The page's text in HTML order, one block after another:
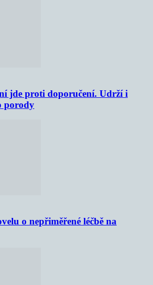
jde proti doporučení. Udrží i
porody
o nepřiměřené léčbě na